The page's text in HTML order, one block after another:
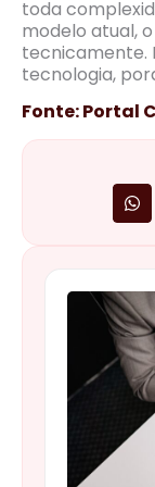
toda
modelo atual,
tecnicamente.
tecnologia,
Fonte: Portal